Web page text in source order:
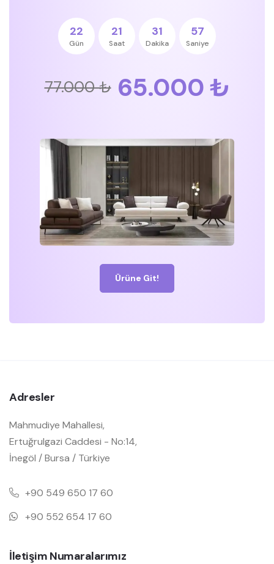
22
Gün
21
Saat
31
Dakika
57
Saniye
77.000 ₺ 65.000 ₺
Ürüne Git!
Adresler
Mahmudiye Mahallesi,
Ertuğrulgazi Caddesi - No:14,
İnegöl / Bursa / Türkiye
+90 549 650 17 60
+90 552 654 17 60
İletişim Numaralarımız